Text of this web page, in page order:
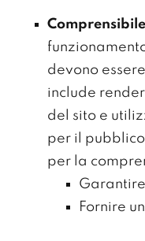
devono
include
del sito e
per il
per la
Garantire
Fornire